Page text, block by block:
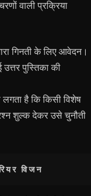
वाली प्रक्रिया
गिनती के लिए आवेदन।
पुस्तिका की
है कि किसी विशेष
शुल्क देकर उसे चुनौती
विजन